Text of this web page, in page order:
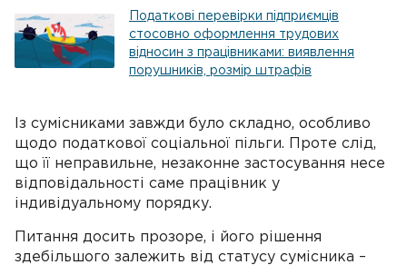
Податкові перевірки підприємців
стосовно оформлення трудових
відносин з працівниками: виявлення
порушників, розмір штрафів
Із сумісниками завжди було складно, особливо
щодо податкової соціальної пільги. Проте слід,
що її неправильне, незаконне застосування несе
відповідальності саме працівник у
індивідуальному порядку.
Питання досить прозоре, і його рішення
здебільшого залежить від статусу сумісника –